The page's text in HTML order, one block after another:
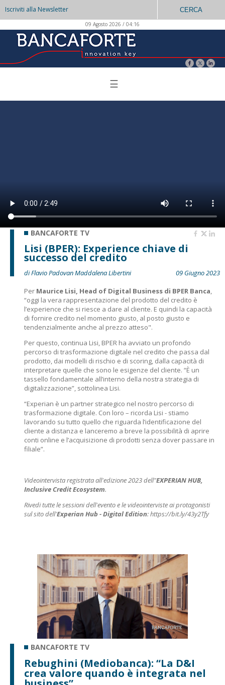
Iscriviti alla Newsletter CERCA
09 Agosto 2026 / 04:16
☰
BANCAFORTE TV
Lisi (BPER): Experience chiave di
successo del credito
di Flavio Padovan Maddalena Libertini
09 Giugno 2023
Per Maurice Lisi, Head of Digital Business di BPER Banca,
“oggi la vera rappresentazione del prodotto del credito è
l’experience che si riesce a dare al cliente. E quindi la capacità
di fornire credito nel momento giusto, al posto giusto e
tendenzialmente anche al prezzo atteso".
Per questo, continua Lisi, BPER ha avviato un profondo
percorso di trasformazione digitale nel credito che passa dal
prodotto, dai modelli di rischio e di scoring, dalla capacità di
interpretare quelle che sono le esigenze del cliente. “È un
tassello fondamentale all’interno della nostra strategia di
digitalizzazione”, sottolinea Lisi.
“Experian è un partner strategico nel nostro percorso di
trasformazione digitale. Con loro – ricorda Lisi - stiamo
lavorando su tutto quello che riguarda l’identificazione del
cliente a distanza e lanceremo a breve la possibilità di aprire
conti online e l’acquisizione di prodotti senza dover passare in
filiale”.
Videointervista registrata all'edizione 2023 dell"EXPERIAN HUB,
Inclusive Credit Ecosystem.
Rivedi tutte le sessioni dell'evento e le videointerviste ai protagonisti
sul sito dell'Experian Hub - Digital Edition:https://bit.ly/43y2Tfy
BANCAFORTE TV
Rebughini (Mediobanca): “La D&I
crea valore quando è integrata nel